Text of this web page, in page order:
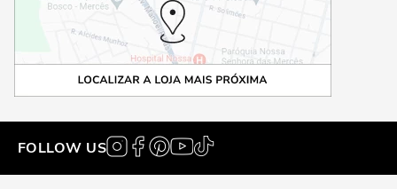
FOLLOW US